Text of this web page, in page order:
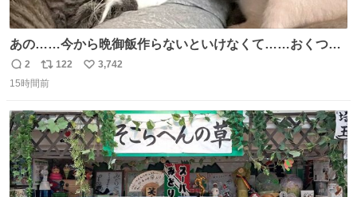
あの……今から晩御飯作らないといけなくて……おくつろ
ぎのところ申し訳ないのですが……あの………😥
返
信
2
リ
ポ
ト
数
122
い
数
3,742
15時間前